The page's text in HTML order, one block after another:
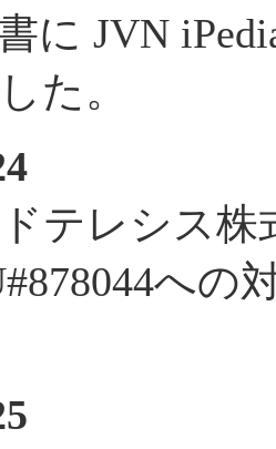
に JVN
た。
テレシス株
への